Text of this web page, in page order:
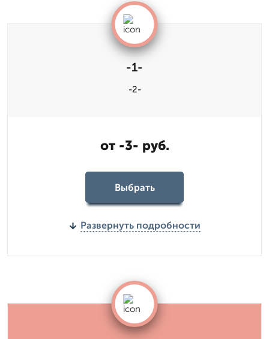
-1-
-2-
от -3- руб.
Выбрать
Развернуть подробности